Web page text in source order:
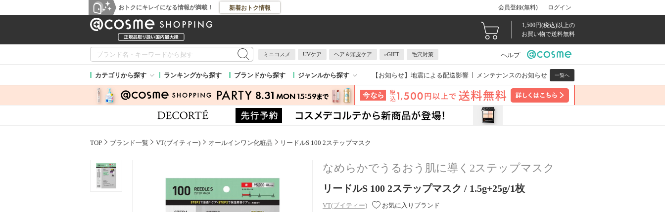
おトクにキレイになる情報が満載！ 新着おトク情報 会員登録(無料) ログイン
1,500円(税込)以上の
お買い物で送料無料
ミニコスメ UVケア ヘア＆頭皮ケア eGIFT 毛穴対策 ヘルプ
カテゴリから探す ランキングから探す ブランドから探す ジャンルから探す 【お知らせ】 地震による配送影響 メンテナンスのお知らせ 一覧へ
TOP ブランド一覧 VT(ブイティー) オールインワン化粧品 リードルS 100 2ステップマスク
なめらかでうるおう肌に導く2ステップマスク
リードルS 100 2ステップマスク / 1.5g+25g/1枚
VT(ブイティー) お気に入りブランド